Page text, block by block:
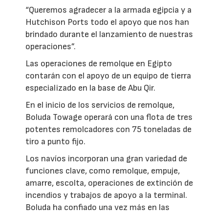
“Queremos agradecer a la armada egipcia y a
Hutchison Ports todo el apoyo que nos han
brindado durante el lanzamiento de nuestras
operaciones”.
Las operaciones de remolque en Egipto
contarán con el apoyo de un equipo de tierra
especializado en la base de Abu Qir.
En el inicio de los servicios de remolque,
Boluda Towage operará con una flota de tres
potentes remolcadores con 75 toneladas de
tiro a punto fijo.
Los navíos incorporan una gran variedad de
funciones clave, como remolque, empuje,
amarre, escolta, operaciones de extinción de
incendios y trabajos de apoyo a la terminal.
Boluda ha confiado una vez más en las